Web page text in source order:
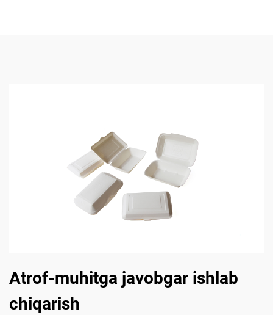
Atrof-muhitga javobgar ishlab
chiqarish